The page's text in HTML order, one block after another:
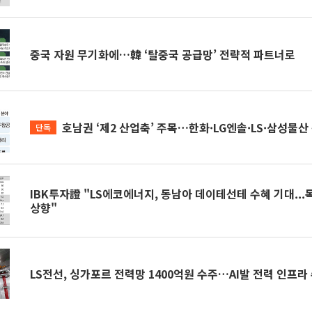
중국 자원 무기화에…韓 ‘탈중국 공급망’ 전략적 파트너로
단독 호남권 ‘제2 산업축’ 주목…한화·LG엔솔·LS·삼성물
IBK투자證 "LS에코에너지, 동남아 데이테선테 수혜 기대...
상향"
LS전선, 싱가포르 전력망 1400억원 수주…AI발 전력 인프라